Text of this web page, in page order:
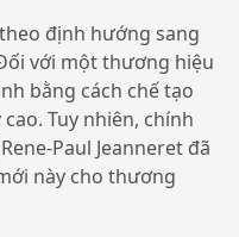
định hướng sang
với một thương hiệu
bằng cách chế tạo
Tuy nhiên, chính
Paul Jeanneret đã
này cho thương